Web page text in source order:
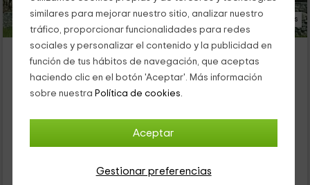
similares para mejorar nuestro sitio, analizar nuestro
tráfico, proporcionar funcionalidades para redes
sociales y personalizar el contenido y la publicidad en
función de tus hábitos de navegación, que aceptas
haciendo clic en el botón 'Aceptar'. Más información
sobre nuestra Política de cookies.
Aceptar
Gestionar preferencias
23 Fotos
A Chaminera
Alojamiento ubicado a 6.1km de Torre De Obato
Alquiler íntegro
4 habitaciones
4 baños